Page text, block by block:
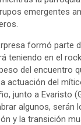
emergentes
formó parte
teniendo en el
del encuentro
actuación del
junto a Evaristo
algunos, serán
y la transición